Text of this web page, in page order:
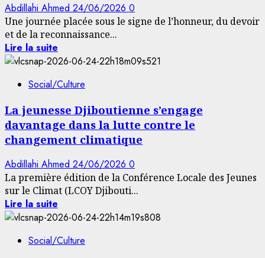
Abdillahi Ahmed 24/06/2026 0
Une journée placée sous le signe de l’honneur, du devoir
et de la reconnaissance...
Lire la suite
Social/Culture
La jeunesse Djiboutienne s’engage
davantage dans la lutte contre le
changement climatique
Abdillahi Ahmed 24/06/2026 0
La première édition de la Conférence Locale des Jeunes
sur le Climat (LCOY Djibouti...
Lire la suite
Social/Culture